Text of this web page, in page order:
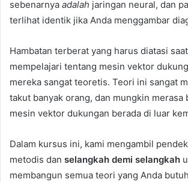
sebenarnya adalah jaringan neural, dan
terlihat identik jika Anda menggambar
Hambatan terberat yang harus diatasi
mempelajari tentang mesin vektor
mereka sangat teoretis. Teori ini sangat
takut banyak orang, dan mungkin merasa
mesin vektor dukungan berada di luar
Dalam kursus ini, kami mengambil
metodis dan selangkah demi selangkah
membangun semua teori yang Anda